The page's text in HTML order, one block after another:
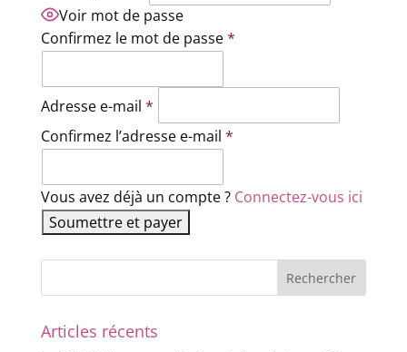
Voir mot de passe
Confirmez le mot de passe*
Adresse e-mail *
Confirmez l’adresse e-mail *
Vous avez déjà un compte ? Connectez-vous ici
Articles récents